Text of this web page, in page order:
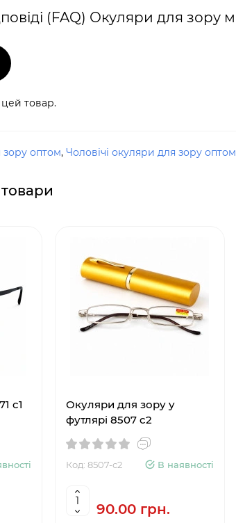
(FAQ) Окуляри для зору
товар.
зору оптом, Чоловічі окуляри для зору оптом
c1
Окуляри для зору у
футлярі 8507 c2
Код: 8507-с2 В наявності
90.00 грн.